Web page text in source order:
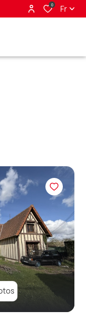
0 Fr